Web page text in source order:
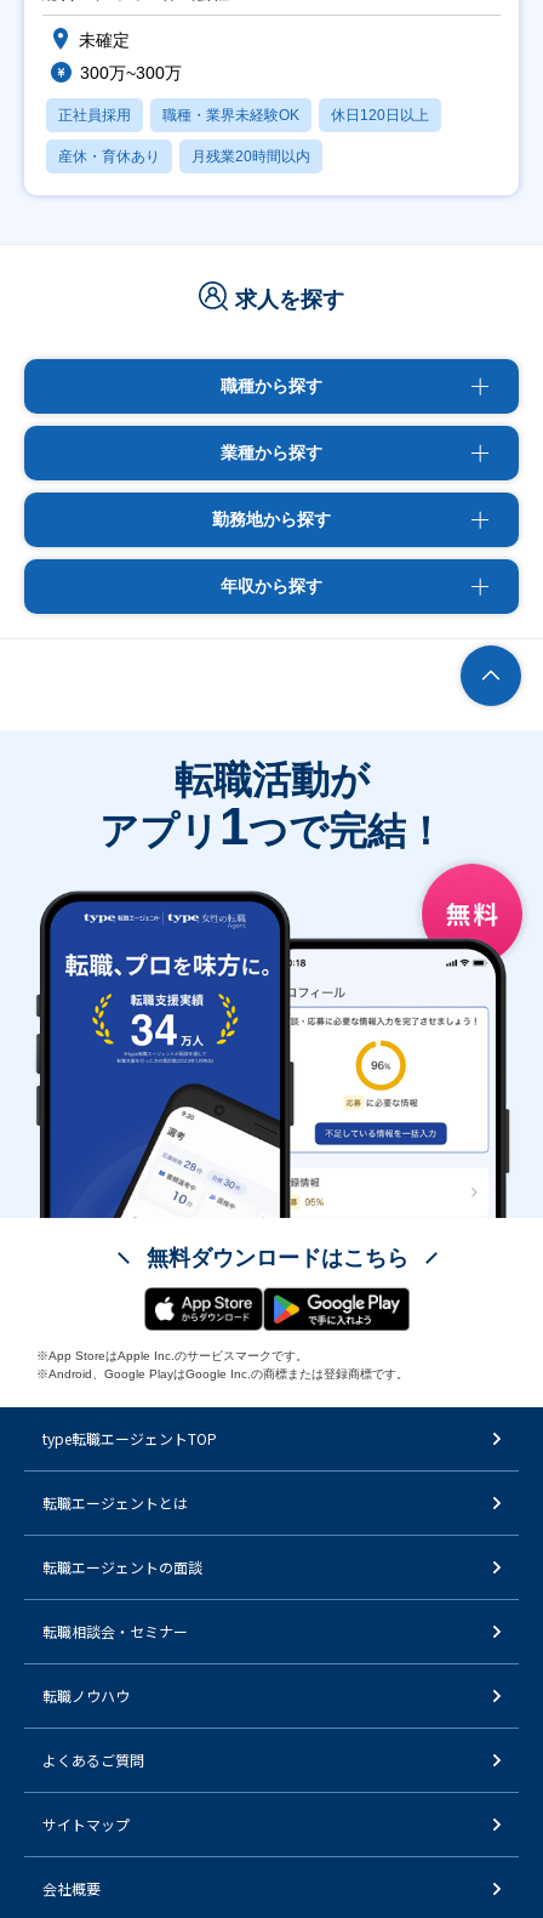
未確定
300万~300万
正社員採用 職種・業界未経験OK 休日120日以上
産休・育休あり 月残業20時間以内
求人を探す
職種から探す
業種から探す
勤務地から探す
年収から探す
転職活動が
アプリ 1つで完結！
無料ダウンロードはこちら
※App StoreはApple Inc.のサービスマークです。
※Android、Google PlayはGoogle Inc.の商標または登録商標です。
type転職エージェントTOP
転職エージェントとは
転職エージェントの面談
転職相談会・セミナー
転職ノウハウ
よくあるご質問
サイトマップ
会社概要